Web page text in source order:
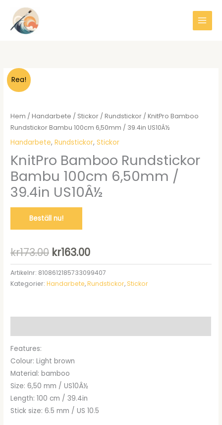
Hoppa
innehåll
Rea!
Hem /Handarbete / Stickor /Rundstickor / KnitPro Bamboo
Rundstickor Bambu 100cm 6,50mm / 39.4in US10Â½
Handarbete,Rundstickor,Stickor
KnitPro Bamboo Rundstickor
Bambu 100cm 6,50mm /
39.4in US10Â½
Beställ nu!
kr173.00 Det
ursprungliga
priset
kr163.00Det
nuvarande
priset
Artikelnr: 8108612185733099407
Kategorier:Handarbete,Rundstickor, Stickor
Features:
Colour: Light brown
Material: bamboo
Size: 6,50 mm / US10Â½
Length: 100 cm / 39.4in
Stick size: 6.5 mm / US 10.5